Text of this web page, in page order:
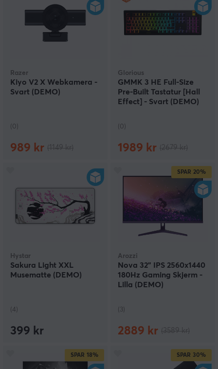
Razer
Kiyo V2 X Webkamera -
Svart (DEMO)
(0)
989 kr
Glorious
GMMK 3 HE Full-Size
Pre-Built Tastatur [Hall
Effect] - Svart (DEMO)
(0)
1989 kr
Hystar
Sakura Light XXL
Musematte (DEMO)
(4)
399 kr
SPAR 20%
Arozzi
Nova 32" IPS 2560x1440
180Hz Gaming Skjerm -
Lilla (DEMO)
(3)
2889 kr
SPAR 18% SPAR 30%